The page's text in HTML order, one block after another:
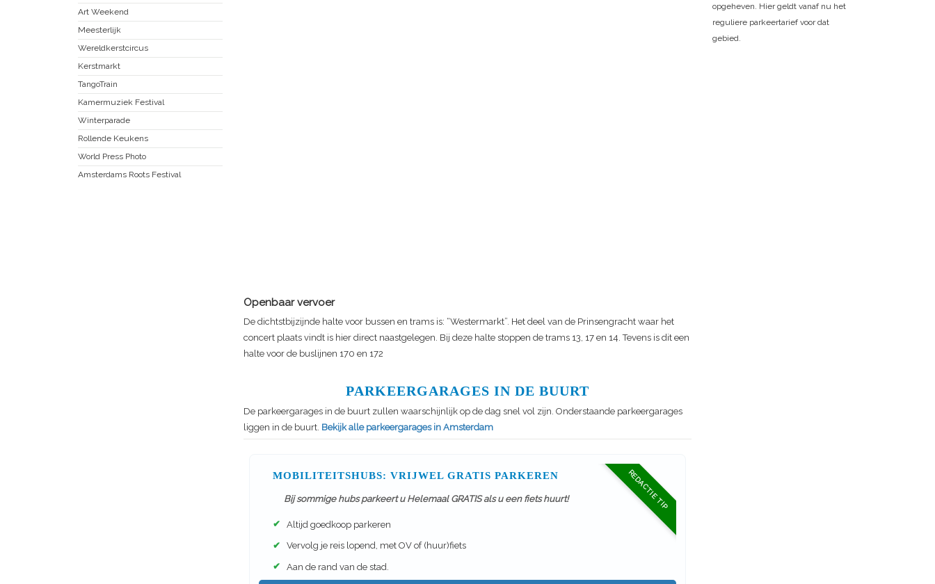
Openbaar vervoer
De dichtstbijzijnde halte voor bussen en trams is: “Westermarkt”. Het deel van de Prinsengracht waar het
concert plaats vindt is hier direct naastgelegen. Bij deze halte stoppen de trams 13, 17 en 14. Tevens is dit een
halte voor de buslijnen 170 en 172
PARKEERGARAGES IN DE BUURT
De parkeergarages in de buurt zullen waarschijnlijk op de dag snel vol zijn. Onderstaande parkeergarages
liggen in de buurt. Bekijk alle parkeergarages in Amsterdam
REDACTIE TIP
MOBILITEITSHUBS: VRIJWEL GRATIS PARKEREN
Bij sommige hubs parkeert u Helemaal GRATIS als u een fiets huurt!
✔ Altijd goedkoop parkeren
✔ Vervolg je reis lopend, met OV of (huur)fiets
✔ Aan de rand van de stad.
Art Weekend
Meesterlijk
Wereldkerstcircus
Kerstmarkt
TangoTrain
Kamermuziek Festival
Winterparade
Rollende Keukens
World Press Photo
Amsterdams Roots Festival
opgeheven. Hier geldt vanaf nu het
reguliere parkeertarief voor dat
gebied.